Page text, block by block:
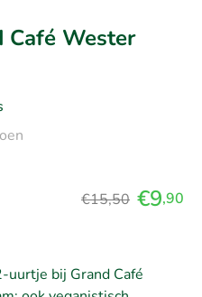
Café Wester
€15,50 €9,90
uurtje bij Grand Café